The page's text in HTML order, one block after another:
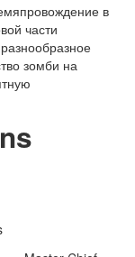
в
части
зомби на